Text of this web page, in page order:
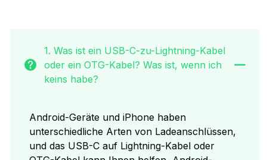
1. Was ist ein USB-C-zu-Lightning-Kabel
oder ein OTG-Kabel? Was ist, wenn ich
keins habe?
Android-Geräte und iPhone haben
unterschiedliche Arten von Ladeanschlüssen,
und das USB-C auf Lightning-Kabel oder